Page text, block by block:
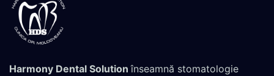
Harmony Dental Solutionînseamnă stomatologie